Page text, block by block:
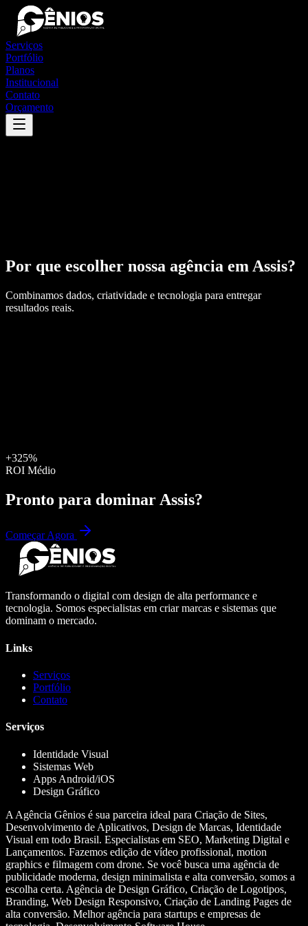
Serviços
Portfólio
Planos
Institucional
Contato
Orçamento
Por que escolher nossa agência em Assis?
Combinamos dados, criatividade e tecnologia para entregar
resultados reais.
+325%
ROI Médio
Pronto para dominar Assis?
Começar Agora
Transformando o digital com design de alta performance e
tecnologia. Somos especialistas em criar marcas e sistemas que
dominam o mercado.
Links
Serviços
Portfólio
Contato
Serviços
Identidade Visual
Sistemas Web
Apps Android/iOS
Design Gráfico
A Agência Gênios é sua parceira ideal para Criação de Sites,
Desenvolvimento de Aplicativos, Design de Marcas, Identidade
Visual em todo Brasil. Especialistas em SEO, Marketing Digital e
Lançamentos. Fazemos edição de vídeo profissional, motion
graphics e filmagem com drone. Se você busca uma agência de
publicidade moderna, design minimalista e alta conversão, somos a
escolha certa. Agência de Design Gráfico, Criação de Logotipos,
Branding, Web Design Responsivo, Criação de Landing Pages de
alta conversão. Melhor agência para startups e empresas de